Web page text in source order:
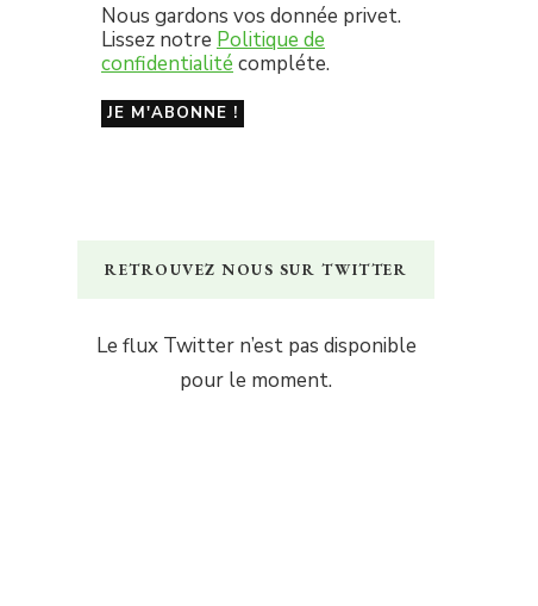
Nous gardons vos donnée privet.
Lissez notre Politique de
confidentialité compléte.
RETROUVEZ NOUS SUR TWITTER
Le flux Twitter n’est pas disponible
pour le moment.